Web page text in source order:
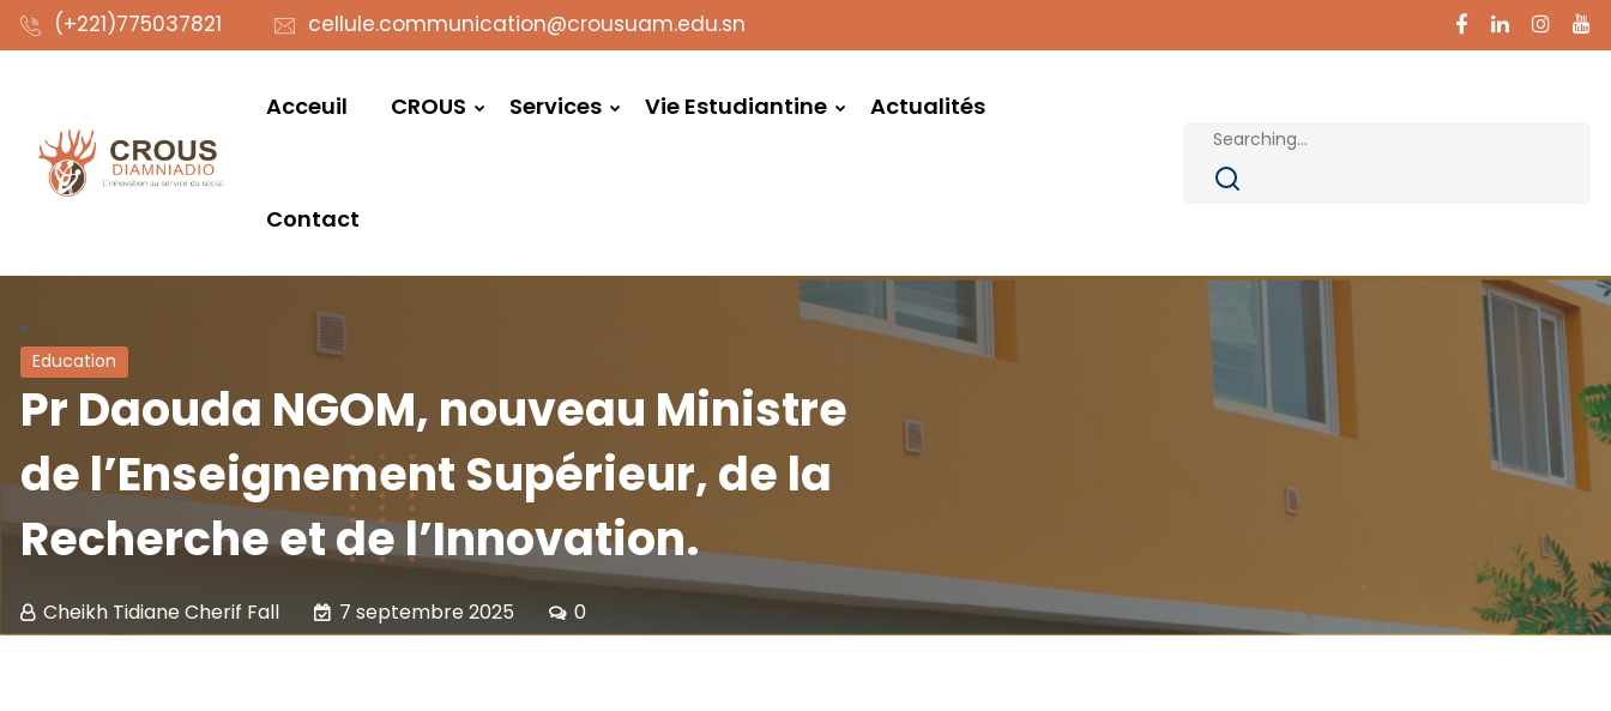
(+221)775037821 cellule.communication@crousuam.edu.sn
Acceuil CROUS Services Vie Estudiantine Actualités
Contact
Search
for:
Education
Pr Daouda NGOM, nouveau Ministre
de l’Enseignement Supérieur, de la
Recherche et de l’Innovation.
Cheikh Tidiane Cherif Fall 7 septembre 2025 0